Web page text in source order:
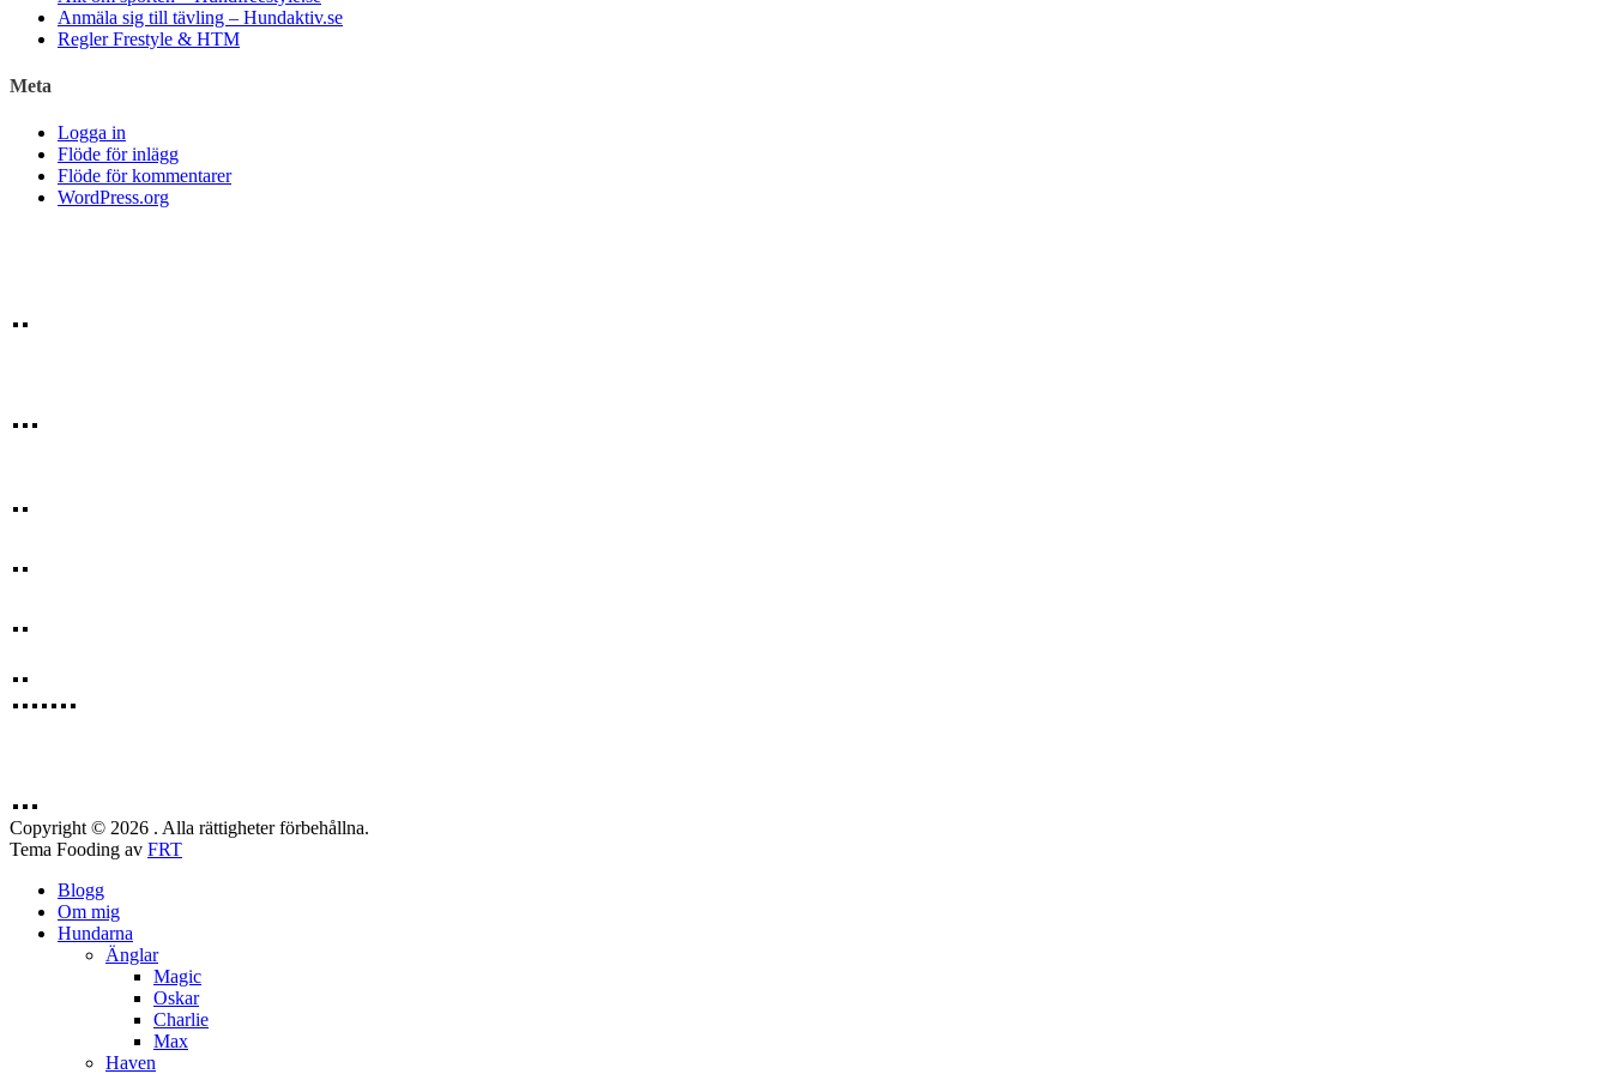
Anmäla sig till tävling – Hundaktiv.se
Regler Frestyle & HTM
Meta
Logga in
Flöde för inlägg
Flöde för kommentarer
WordPress.org
Copyright © 2026 . Alla rättigheter förbehållna.
Tema Fooding av FRT
Blogg
Om mig
Hundarna
Änglar
Magic
Oskar
Charlie
Max
Haven